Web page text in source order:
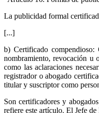
La publicidad formal
[...]
b) Certificado
nombramiento, revocación u
como las aclaraciones
registrador o abogado
titular y suscriptor como
Son certificadores y
refiere este artículo. El Jefe